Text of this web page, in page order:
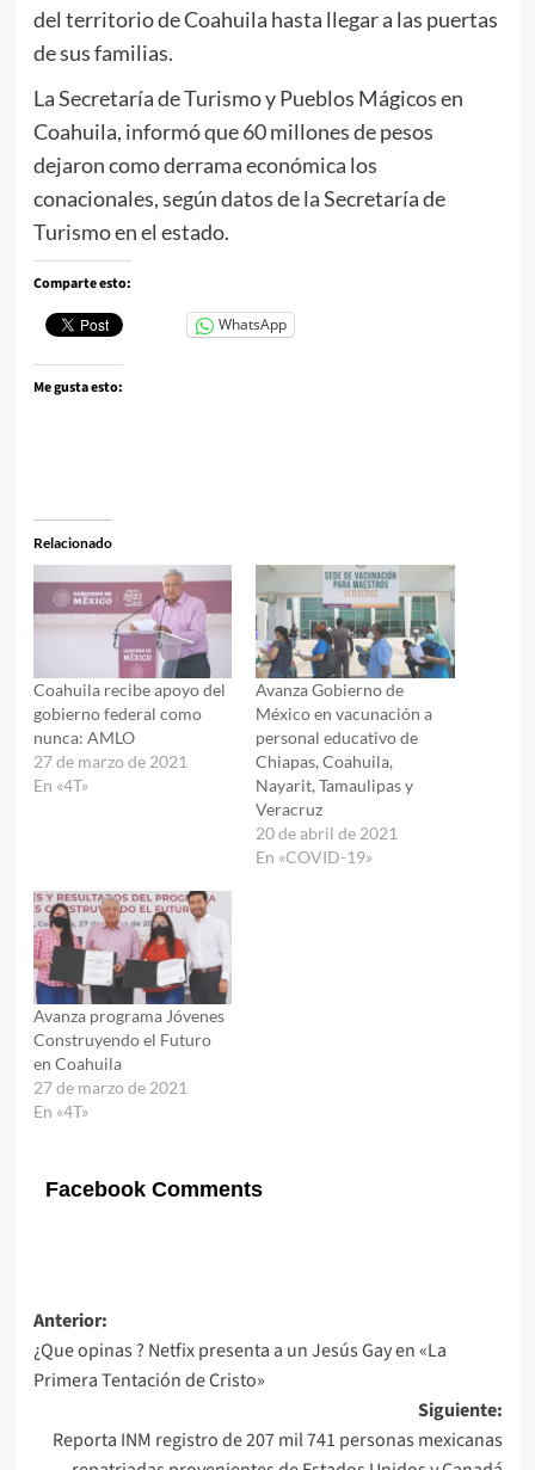
del territorio de Coahuila hasta llegar a las puertas
de sus familias.
La Secretaría de Turismo y Pueblos Mágicos en
Coahuila, informó que 60 millones de pesos
dejaron como derrama económica los
conacionales, según datos de la Secretaría de
Turismo en el estado.
Comparte esto:
WhatsApp
Me gusta esto:
Relacionado
Coahuila recibe apoyo del
gobierno federal como
nunca: AMLO
27 de marzo de 2021
En «4T»
Avanza Gobierno de
México en vacunación a
personal educativo de
Chiapas, Coahuila,
Nayarit, Tamaulipas y
Veracruz
20 de abril de 2021
En «COVID-19»
Avanza programa Jóvenes
Construyendo el Futuro
en Coahuila
27 de marzo de 2021
En «4T»
Facebook Comments
Navegación
de
entradas
Anterior:
¿Que opinas ? Netfix presenta a un Jesús Gay en «La
Primera Tentación de Cristo»
Siguiente:
Reporta INM registro de 207 mil 741 personas mexicanas